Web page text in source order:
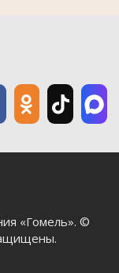
«Гомель». ©